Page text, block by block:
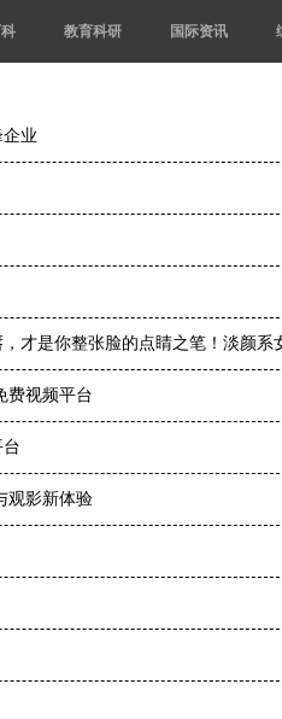
教育科研 国际资讯
业
才是你整张脸的点睛之笔！淡颜系
费视频平台
观影新体验